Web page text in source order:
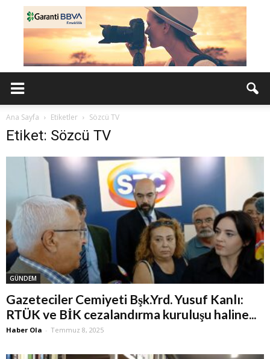
Ana Sayfa Etiketler Sözcü TV
Etiket: Sözcü TV
GÜNDEM
Gazeteciler Cemiyeti Bşk.Yrd. Yusuf Kanlı:
RTÜK ve BİK cezalandırma kuruluşu haline...
Haber Ola - Temmuz 8, 2025